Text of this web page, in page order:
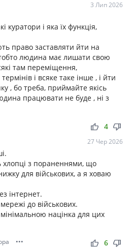
3 Лип 2026
куратори і яка їх функція,
право заставляти йти на
людина має лишати свою
там переміщення,
і всяке таке інше , і йти
, бо треба, приймайте якісь
працювати не буде , ні з
thumb_up thumb_down
4
27 Чер 2026
хлопці з пораненнями, що
для військових, а я ховаю
інтернет.
до військових.
націнка для цих
••• thumb_up thumb_down
6